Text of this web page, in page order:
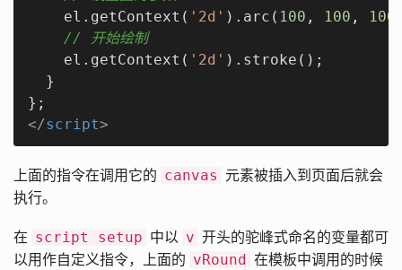
    el.getContext(
'2d' ).arc( 100 , 100 , 100
// 开始绘制
    el.getContext(
'2d' ).stroke();
  }
</script>
上面的指令在调用它的 canvas 元素被插入到页面后就会
执行。
在 script setup 中以 v 开头的驼峰式命名的变量都可
以用作自定义指令，上面的 vRound 在模板中调用的时候